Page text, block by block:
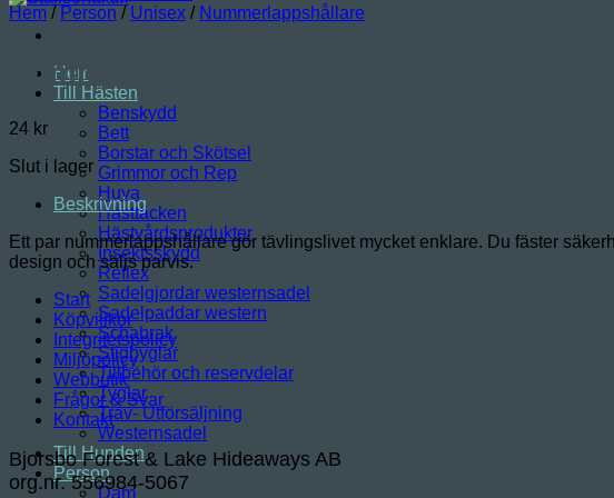
Hem
Till Hästen
Benskydd
Bett
Borstar och Skötsel
Grimmor och Rep
Huva
Hästtäcken
Hästvårdsprodukter
Insektsskydd
Reflex
Sadelgjordar westernsadel
Sadelpaddar western
Schabrak
Stigbyglar
Tillbehör och reservdelar
Tyglar
Trav- Utförsäljning
Westernsadel
Till Hunden
Person
Dam
Hem / Person / Unisex / Nummerlappshållare
Nummerlappshållare
24 kr
Slut i lager
Beskrivning
Ett par nummerlappshållare gör tävlingslivet mycket enklare. Du fäster
design och säljs parvis.
Start
Köpvillkor
Integritetspolicy
Miljöpolicy
Webbutik
Frågor & Svar
Kontakt
Bjorsbo Forest & Lake Hideaways AB
org.nr. 556984-5067